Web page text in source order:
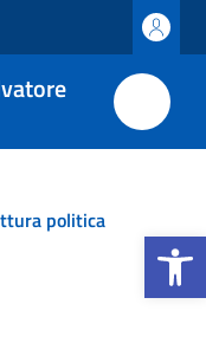
Apri la
politica